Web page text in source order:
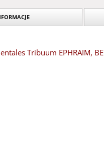
Tribuum EPHRAIM,